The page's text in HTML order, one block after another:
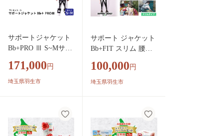
サポートジャケット
Bb+PRO Ⅲ S~Mサイ
男女兼用 サポート
介護 農業 家事 除雪
式会社サポートジャ
ケット 埼玉県 羽生
市
171,000 円
埼玉県羽生市
サポート ジャケット
Bb+FIT スリム 腰痛
100,000 円
埼玉県羽生市